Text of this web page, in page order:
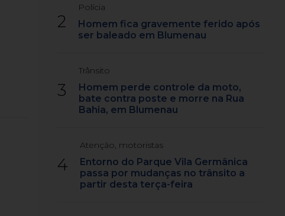
2
Polícia
Homem fica gravemente ferido após
ser baleado em Blumenau
3
Trânsito
Homem perde controle da moto,
bate contra poste e morre na Rua
Bahia, em Blumenau
4
Atenção, motoristas
Entorno do Parque Vila Germânica
passa por mudanças no trânsito a
partir desta terça-feira